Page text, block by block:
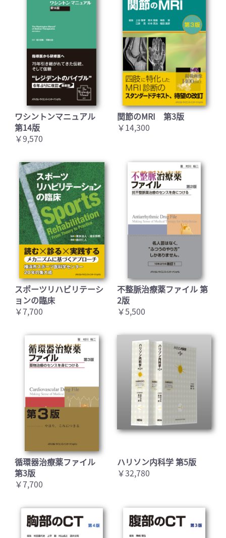
ワシントンマニュアル
第14版
￥9,570
関節のMRI 第3版
￥14,300
スポーツリハビリテーシ
ョンの臨床
￥7,700
不整脈治療薬ファイル 第
2版
￥5,500
循環器治療薬ファイル
第3版
￥7,700
ハリソン内科学 第5版
￥32,780